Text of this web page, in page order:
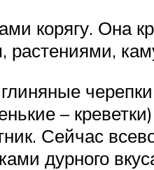
корягу. Она
растениями,
–
Сейчас
дурного